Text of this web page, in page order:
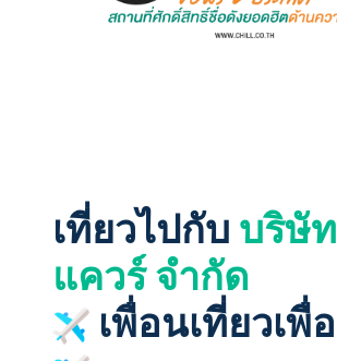
เที่ยวไปกับ บริษั
แควร์ จำกัด
เพื่อนเที่ยวเ